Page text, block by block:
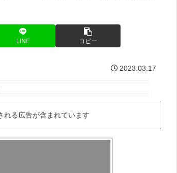
LINE コピー
2023.03.17
れる広告が含まれています